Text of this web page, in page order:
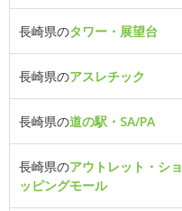
長崎県のタワー・展望台
長崎県のアスレチック
長崎県の道の駅・SA/PA
長崎県のアウトレット・ショ
ッピングモール